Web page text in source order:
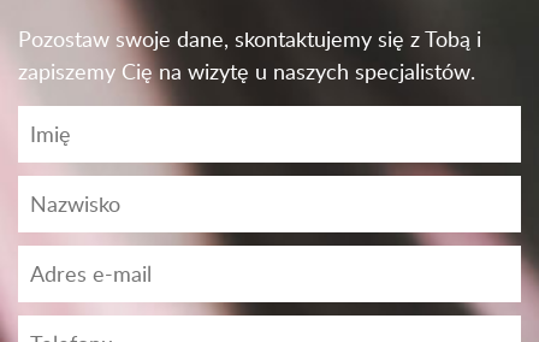
Pozostaw swoje dane, skontaktujemy się z Tobą i
zapiszemy Cię na wizytę u naszych specjalistów.